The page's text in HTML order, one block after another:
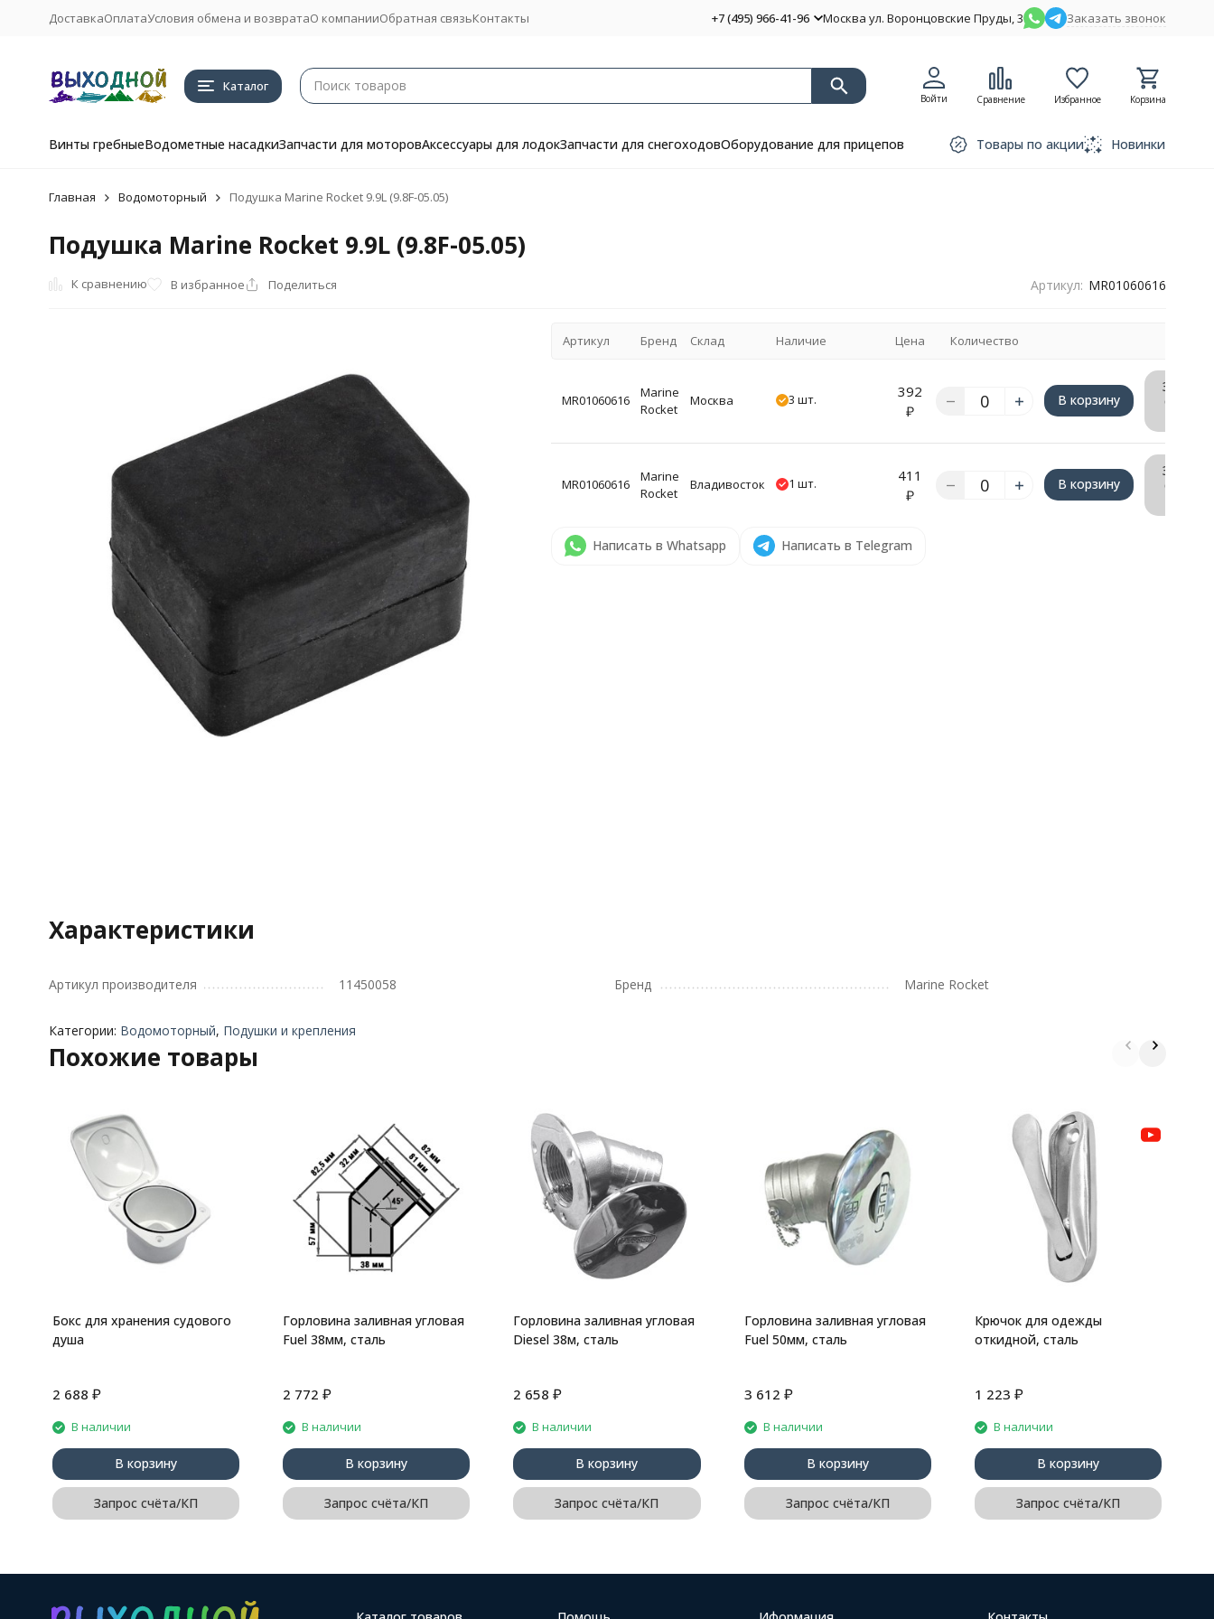
ДоставкаОплатаУсловия обмена и возвратаО компанииОбратная связьКонтакты +7 (495) 966-41-96 Москва ул. Воронцовские Пруды, 3 Заказать звонок
Каталог
Войти Сравнение Избранное Корзина
Винты гребныеВодометные насадкиЗапчасти для моторовАксессуары для лодокЗапчасти для снегоходовОборудование для прицепов Товары по акции Новинки
Главная Водомоторный Подушка Marine Rocket 9.9L (9.8F-05.05)
Подушка Marine Rocket 9.9L (9.8F-05.05)
К сравнению В избранное Поделиться Артикул: MR01060616
Артикул Бренд Склад Наличие Цена Количество
MR01060616
Marine
Rocket
Москва 3 шт.
392
₽
В корзину
Запрос
счёта/
MR01060616
Marine
Rocket
Владивосток 1 шт.
411
₽
В корзину
Запрос
счёта/
Написать в Whatsapp Написать в Telegram
Характеристики
Артикул производителя 11450058 Бренд Marine Rocket
Категории: Водомоторный, Подушки и крепления
Похожие товары
Бокс для хранения судового
душа
2 688 ₽
В наличии
В корзину
Запрос счёта/КП
Горловина заливная угловая
Fuel 38мм, сталь
2 772 ₽
В наличии
В корзину
Запрос счёта/КП
Горловина заливная угловая
Diesel 38м, сталь
2 658 ₽
В наличии
В корзину
Запрос счёта/КП
Горловина заливная угловая
Fuel 50мм, сталь
3 612 ₽
В наличии
В корзину
Запрос счёта/КП
Крючок для одежды
откидной, сталь
1 223 ₽
В наличии
В корзину
Запрос счёта/КП